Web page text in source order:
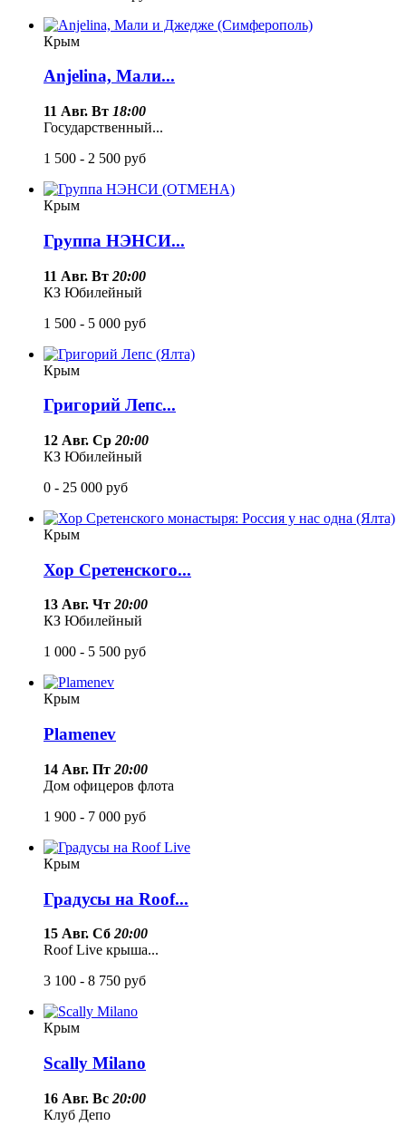
Крым
Anjelina, Мали...
11 Авг. Вт 18:00
Государственный...
1 500 - 2 500 руб
Крым
Группа НЭНСИ...
11 Авг. Вт 20:00
КЗ Юбилейный
1 500 - 5 000 руб
Крым
Григорий Лепс...
12 Авг. Ср 20:00
КЗ Юбилейный
0 - 25 000 руб
Крым
Хор Сретенского...
13 Авг. Чт 20:00
КЗ Юбилейный
1 000 - 5 500 руб
Крым
Plamenev
14 Авг. Пт 20:00
Дом офицеров флота
1 900 - 7 000 руб
Крым
Градусы на Roof...
15 Авг. Сб 20:00
Roof Live крыша...
3 100 - 8 750 руб
Крым
Scally Milano
16 Авг. Вс 20:00
Клуб Депо